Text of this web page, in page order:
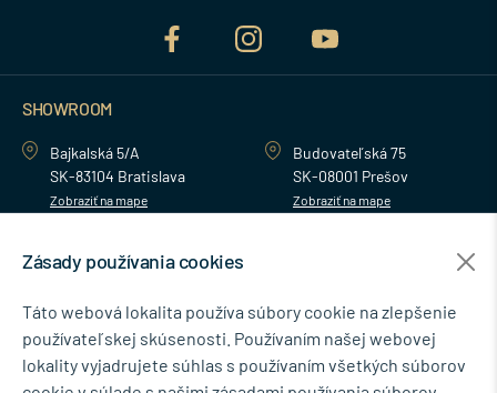
SHOWROOM
Bajkalská 5/A
SK-83104 Bratislava
Zobraziť na mape
Budovateľská 75
SK-08001 Prešov
Zobraziť na mape
NEWSLETTER
Zásady používania cookies
Táto webová lokalita používa súbory cookie na zlepšenie
používateľskej skúsenosti. Používaním našej webovej
lokality vyjadrujete súhlas s používaním všetkých súborov